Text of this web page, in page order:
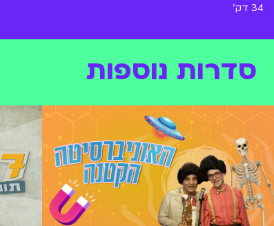
34 דק'
סדרות נוספות